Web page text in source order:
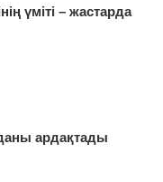
үміті – жастарда
ардақтады